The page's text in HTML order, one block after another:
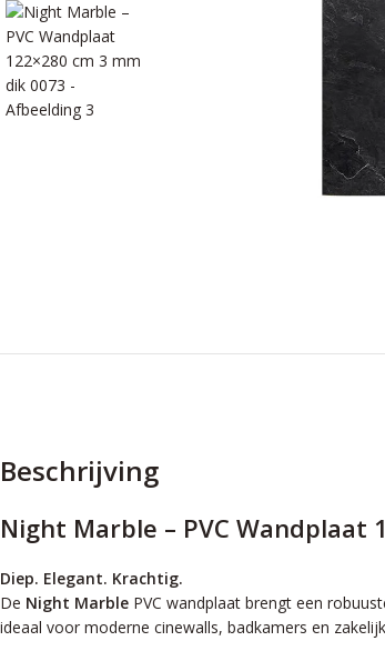
Beschrijving
Night Marble – PVC Wandplaat
Diep. Elegant. Krachtig.
De Night Marble PVC wandplaat brengt een
ideaal voor moderne cinewalls, badkamers en